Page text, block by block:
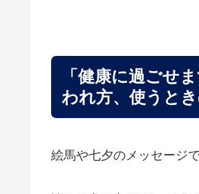
「健康に過ごせ
われ方、使うと
絵馬や七夕のメッセージ